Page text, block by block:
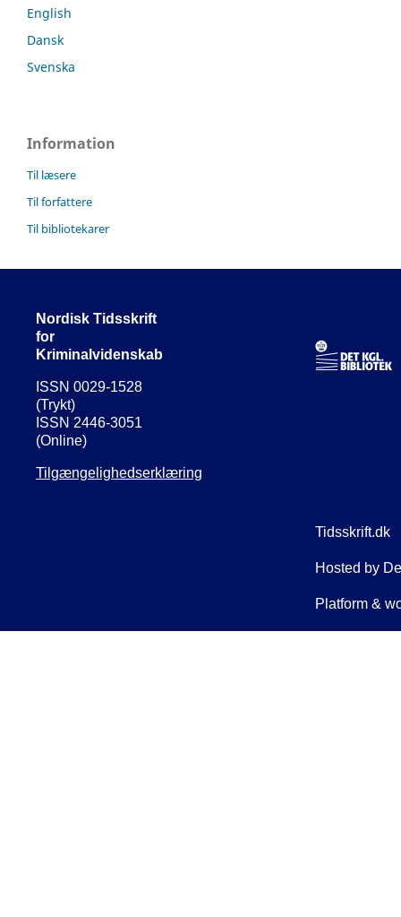
English
Dansk
Svenska
Information
Til læsere
Til forfattere
Til bibliotekarer
Nordisk Tidsskrift
for
Kriminalvidenskab
ISSN 0029-1528
(Trykt)
ISSN 2446-3051
(Online)
Tilgængelighedserklæring